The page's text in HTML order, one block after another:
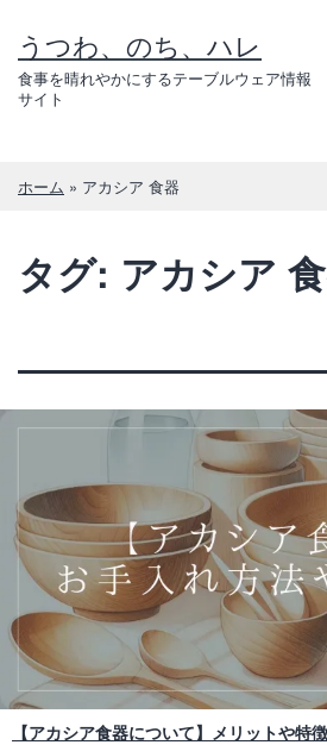
うつわ、のち、ハレ
食事を晴れやかにするテーブルウェア情報
サイト
ホーム » アカシア 食器
タグ: アカシア
【アカシア食器について】メリットや特